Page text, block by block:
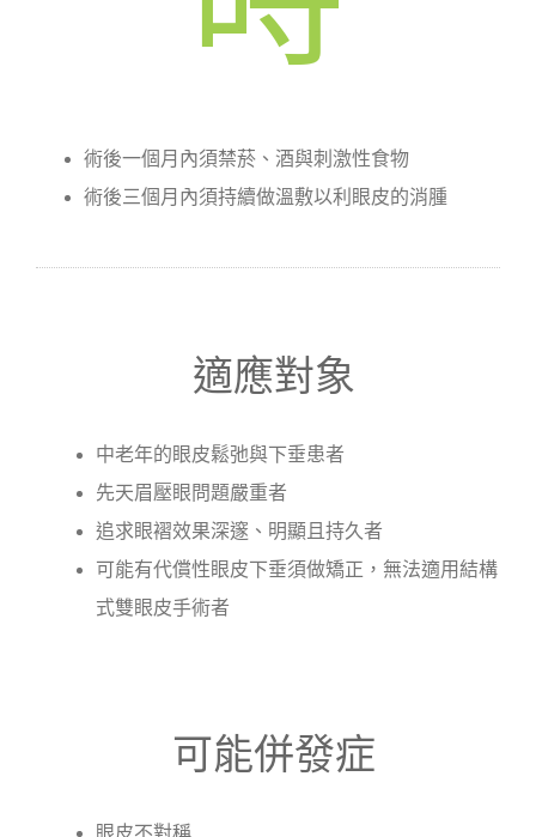
術後一個月內須禁菸、酒與刺激性食物
術後三個月內須持續做溫敷以利眼皮的消腫
適應對象
中老年的眼皮鬆弛與下垂患者
先天眉壓眼問題嚴重者
追求眼褶效果深邃、明顯且持久者
可能有代償性眼皮下垂須做矯正，無法適用結構
式雙眼皮手術者
可能併發症
眼皮不對稱